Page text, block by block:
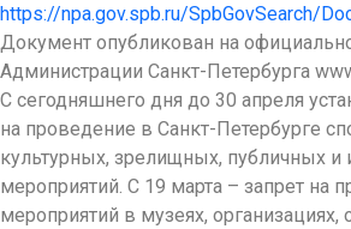
https://npa.gov.spb.ru/SpbGovSearch/
Документ опубликован на
Администрации Санкт-Петербурга
С сегодняшнего дня до 30 апреля
на проведение в Санкт-Петербурге
культурных, зрелищных, публичных
мероприятий. С 19 марта – запрет на
мероприятий в музеях,